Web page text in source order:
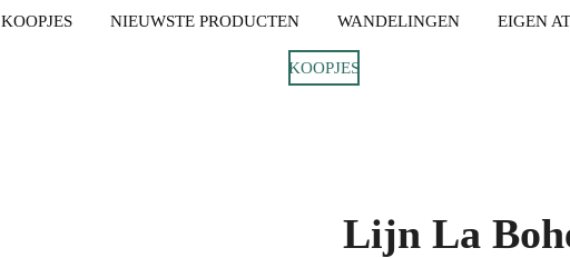
KOOPJES NIEUWSTE PRODUCTEN WANDELINGEN EIGEN
KOOPJES
Lijn La